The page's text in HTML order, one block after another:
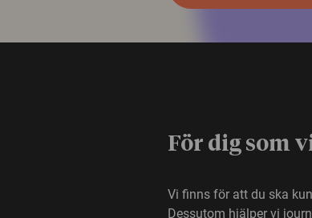
För dig som
Vi finns för att du ska
Dessutom hjälper vi